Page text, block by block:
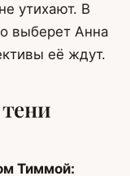
утихают. В
выберет Анна
её ждут.
Тиммой: